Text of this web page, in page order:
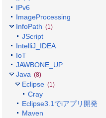
IPv6
ImageProcessing
InfoPath (1)
JScript
IntelliJ_IDEA
IoT
JAWBONE_UP
Java (8)
Eclipse (1)
Cray
Eclipse3.1でiアプリ開発
Maven